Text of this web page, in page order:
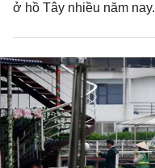
ở hồ Tây nhiều năm nay.